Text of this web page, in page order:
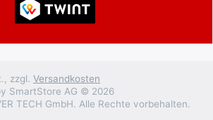
zzgl. Versandkosten
SmartStore AG © 2026
TECH GmbH. Alle Rechte vorbehalten.